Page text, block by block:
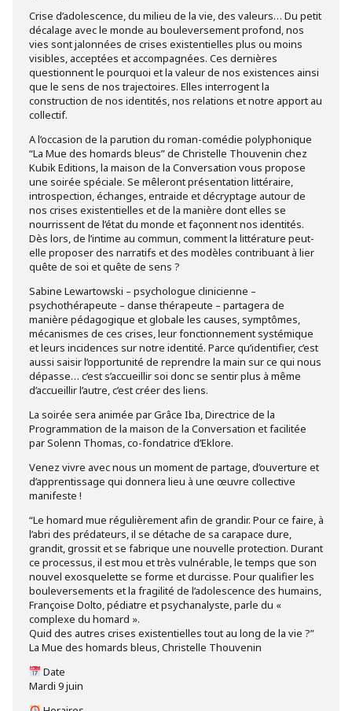
Crise d’adolescence, du milieu de la vie, des valeurs… Du petit
décalage avec le monde au bouleversement profond, nos
vies sont jalonnées de crises existentielles plus ou moins
visibles, acceptées et accompagnées. Ces dernières
questionnent le pourquoi et la valeur de nos existences ainsi
que le sens de nos trajectoires. Elles interrogent la
construction de nos identités, nos relations et notre apport au
collectif.
A l’occasion de la parution du roman-comédie polyphonique
“La Mue des homards bleus” de Christelle Thouvenin chez
Kubik Editions, la maison de la Conversation vous propose
une soirée spéciale. Se mêleront présentation littéraire,
introspection, échanges, entraide et décryptage autour de
nos crises existentielles et de la manière dont elles se
nourrissent de l’état du monde et façonnent nos identités.
Dès lors, de l’intime au commun, comment la littérature peut-
elle proposer des narratifs et des modèles contribuant à lier
quête de soi et quête de sens ?
Sabine Lewartowski – psychologue clinicienne –
psychothérapeute – danse thérapeute – partagera de
manière pédagogique et globale les causes, symptômes,
mécanismes de ces crises, leur fonctionnement systémique
et leurs incidences sur notre identité. Parce qu’identifier, c’est
aussi saisir l’opportunité de reprendre la main sur ce qui nous
dépasse… c’est s’accueillir soi donc se sentir plus à même
d’accueillir l’autre, c’est créer des liens.
La soirée sera animée par Grâce Iba, Directrice de la
Programmation de la maison de la Conversation et facilitée
par Solenn Thomas, co-fondatrice d’Eklore.
Venez vivre avec nous un moment de partage, d’ouverture et
d’apprentissage qui donnera lieu à une œuvre collective
manifeste !
“Le homard mue régulièrement afin de grandir. Pour ce faire, à
l’abri des prédateurs, il se détache de sa carapace dure,
grandit, grossit et se fabrique une nouvelle protection. Durant
ce processus, il est mou et très vulnérable, le temps que son
nouvel exosquelette se forme et durcisse. Pour qualifier les
bouleversements et la fragilité de l’adolescence des humains,
Françoise Dolto, pédiatre et psychanalyste, parle du «
complexe du homard ».
Quid des autres crises existentielles tout au long de la vie ?”
La Mue des homards bleus, Christelle Thouvenin
Date
Mardi 9 juin